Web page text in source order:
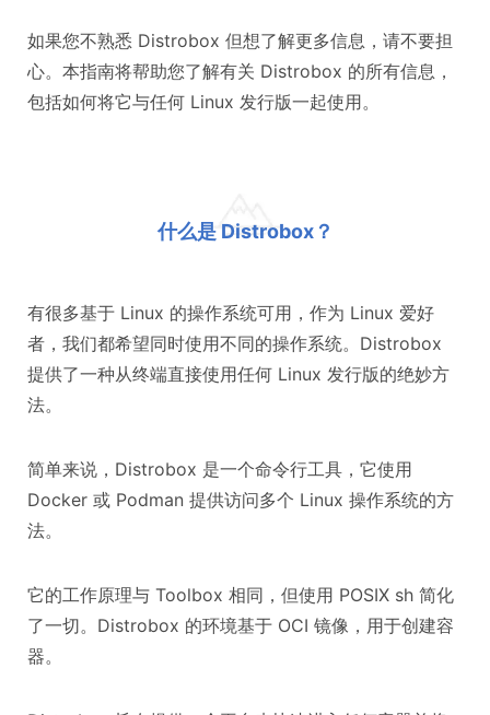
如果您不熟悉 Distrobox 但想了解更多信息，请不要担
心。本指南将帮助您了解有关 Distrobox 的所有信息，
包括如何将它与任何 Linux 发行版一起使用。
什么是 Distrobox？
有很多基于 Linux 的操作系统可用，作为 Linux 爱好
者，我们都希望同时使用不同的操作系统。Distrobox
提供了一种从终端直接使用任何 Linux 发行版的绝妙方
法。
简单来说，Distrobox 是一个命令行工具，它使用
Docker 或 Podman 提供访问多个 Linux 操作系统的方
法。
它的工作原理与 Toolbox 相同，但使用 POSIX sh 简化
了一切。Distrobox 的环境基于 OCI 镜像，用于创建容
器。